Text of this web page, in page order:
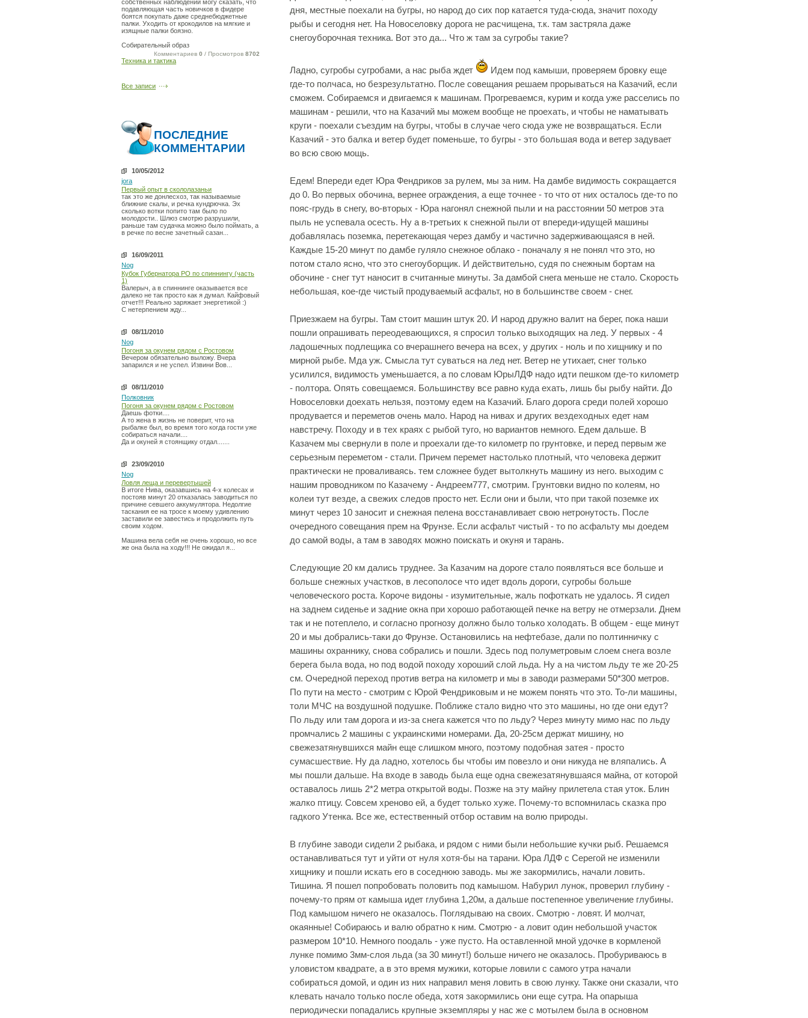
собственных наблюдений могу сказать, что
подавляющая часть новичков в фидере
боятся покупать даже среднебюджетные
палки. Уходить от крокодилов на мягкие и
изящные палки боязно.
Собирательный образ
Комментариев 0 / Просмотров 8702
Техника и тактика
Все записи
ПОСЛЕДНИЕ
КОММЕНТАРИИ
10/05/2012
jora
Первый опыт в скололазаньи
так это же донлесхоз, так называемые
ближние скалы, и речка кундрючка. Эх
сколько вотки попито там было по
молодости.. Шлюз смотрю разрушили,
раньше там судачка можно было поймать, а
в речке по весне зачетный сазан...
16/09/2011
Nog
Кубок Губернатора РО по спиннингу (часть
1)
Валерыч, а в спиннинге оказывается все
далеко не так просто как я думал. Кайфовый
отчет!!! Реально заряжает энергетикой :)
С нетерпением жду...
08/11/2010
Nog
Погоня за окунем рядом с Ростовом
Вечером обязательно выложу. Вчера
запарился и не успел. Извини Вов...
08/11/2010
Полковник
Погоня за окунем рядом с Ростовом
Даешь фотки....
А то жена в жизнь не поверит, что на
рыбалке был, во время того когда гости уже
собираться начали....
Да и окуней я стоянщику отдал.......
23/09/2010
Nog
Ловля леща и перевертышей
В итоге Нива, оказавшись на 4-х колесах и
постояв минут 20 отказалась заводиться по
причине севшего аккумулятора. Недолгие
таскания ее на тросе к моему удивлению
заставили ее завестись и продолжить путь
своим ходом.
Машина вела себя не очень хорошо, но все
же она была на ходу!!! Не ожидал я...
дня, местные поехали на бугры, но народ до сих пор катается туда-сюда, значит походу
рыбы и сегодня нет. На Новоселовку дорога не расчищена, т.к. там застряла даже
снегоуборочная техника. Вот это да... Что ж там за сугробы такие?
Ладно, сугробы сугробами, а нас рыба ждет
Идем под камыши, проверяем бровку еще
где-то полчаса, но безрезультатно. После совещания решаем прорываться на Казачий, если
сможем. Собираемся и двигаемся к машинам. Прогреваемся, курим и когда уже расселись по
машинам - решили, что на Казачий мы можем вообще не проехать, и чтобы не наматывать
круги - поехали съездим на бугры, чтобы в случае чего сюда уже не возвращаться. Если
Казачий - это балка и ветер будет поменьше, то бугры - это большая вода и ветер задувает
во всю свою мощь.
Едем! Впереди едет Юра Фендриков за рулем, мы за ним. На дамбе видимость сокращается
до 0. Во первых обочина, вернее ограждения, а еще точнее - то что от них осталось где-то по
пояс-грудь в снегу, во-вторых - Юра нагонял снежной пыли и на расстоянии 50 метров эта
пыль не успевала осесть. Ну а в-третьих к снежной пыли от впереди-идущей машины
добавлялась поземка, перетекающая через дамбу и частично задерживающаяся в ней.
Каждые 15-20 минут по дамбе гуляло снежное облако - поначалу я не понял что это, но
потом стало ясно, что это снегоуборщик. И действительно, судя по снежным бортам на
обочине - снег тут наносит в считанные минуты. За дамбой снега меньше не стало. Скорость
небольшая, кое-где чистый продуваемый асфальт, но в большинстве своем - снег.
Приезжаем на бугры. Там стоит машин штук 20. И народ дружно валит на берег, пока наши
пошли опрашивать переодевающихся, я спросил только выходящих на лед. У первых - 4
ладошечных подлещика со вчерашнего вечера на всех, у других - ноль и по хищнику и по
мирной рыбе. Мда уж. Смысла тут суваться на лед нет. Ветер не утихает, снег только
усилился, видимость уменьшается, а по словам ЮрыЛДФ надо идти пешком где-то километр
- полтора. Опять совещаемся. Большинству все равно куда ехать, лишь бы рыбу найти. До
Новоселовки доехать нельзя, поэтому едем на Казачий. Благо дорога среди полей хорошо
продувается и переметов очень мало. Народ на нивах и других вездеходных едет нам
навстречу. Походу и в тех краях с рыбой туго, но вариантов немного. Едем дальше. В
Казачем мы свернули в поле и проехали где-то километр по грунтовке, и перед первым же
серьезным переметом - стали. Причем перемет настолько плотный, что человека держит
практически не проваливаясь. тем сложнее будет вытолкнуть машину из него. выходим с
нашим проводником по Казачему - Андреем777, смотрим. Грунтовки видно по колеям, но
колеи тут везде, а свежих следов просто нет. Если они и были, что при такой поземке их
минут через 10 заносит и снежная пелена восстанавливает свою нетронутость. После
очередного совещания прем на Фрунзе. Если асфальт чистый - то по асфальту мы доедем
до самой воды, а там в заводях можно поискать и окуня и тарань.
Следующие 20 км дались труднее. За Казачим на дороге стало появляться все больше и
больше снежных участков, в лесополосе что идет вдоль дороги, сугробы больше
человеческого роста. Короче видоны - изумительные, жаль пофоткать не удалось. Я сидел
на заднем сиденье и задние окна при хорошо работающей печке на ветру не отмерзали. Днем
так и не потеплело, и согласно прогнозу должно было только холодать. В общем - еще минут
20 и мы добрались-таки до Фрунзе. Остановились на нефтебазе, дали по полтинничку с
машины охраннику, снова собрались и пошли. Здесь под полуметровым слоем снега возле
берега была вода, но под водой походу хороший слой льда. Ну а на чистом льду те же 20-25
см. Очередной переход против ветра на километр и мы в заводи размерами 50*300 метров.
По пути на место - смотрим с Юрой Фендриковым и не можем понять что это. То-ли машины,
толи МЧС на воздушной подушке. Поближе стало видно что это машины, но где они едут?
По льду или там дорога и из-за снега кажется что по льду? Через минуту мимо нас по льду
промчались 2 машины с украинскими номерами. Да, 20-25см держат мишину, но
свежезатянувшихся майн еще слишком много, поэтому подобная затея - просто
сумасшествие. Ну да ладно, хотелось бы чтобы им повезло и они никуда не вляпались. А
мы пошли дальше. На входе в заводь была еще одна свежезатянувшаяся майна, от которой
оставалось лишь 2*2 метра открытой воды. Позже на эту майну прилетела стая уток. Блин
жалко птицу. Совсем хреново ей, а будет только хуже. Почему-то вспомнилась сказка про
гадкого Утенка. Все же, естественный отбор оставим на волю природы.
В глубине заводи сидели 2 рыбака, и рядом с ними были небольшие кучки рыб. Решаемся
останавливаться тут и уйти от нуля хотя-бы на тарани. Юра ЛДФ с Серегой не изменили
хищнику и пошли искать его в соседнюю заводь. мы же закормились, начали ловить.
Тишина. Я пошел попробовать половить под камышом. Набурил лунок, проверил глубину -
почему-то прям от камыша идет глубина 1,20м, а дальше постепенное увеличение глубины.
Под камышом ничего не оказалось. Поглядываю на своих. Смотрю - ловят. И молчат,
окаянные! Собираюсь и валю обратно к ним. Смотрю - а ловит один небольшой участок
размером 10*10. Немного поодаль - уже пусто. На оставленной мной удочке в кормленой
лунке помимо 3мм-слоя льда (за 30 минут!) больше ничего не оказалось. Пробуриваюсь в
уловистом квадрате, а в это время мужики, которые ловили с самого утра начали
собираться домой, и один из них направил меня ловить в свою лунку. Также они сказали, что
клевать начало только после обеда, хотя закормились они еще сутра. На опарыша
периодически попадались крупные экземпляры у нас же с мотылем была в основном